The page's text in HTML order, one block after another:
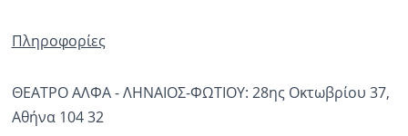
Πληροφορίες
ΘΕΑΤΡΟ ΑΛΦΑ - ΛΗΝΑΙΟΣ-ΦΩΤΙΟΥ: 28ης Οκτωβρίου 37,
Αθήνα 104 32